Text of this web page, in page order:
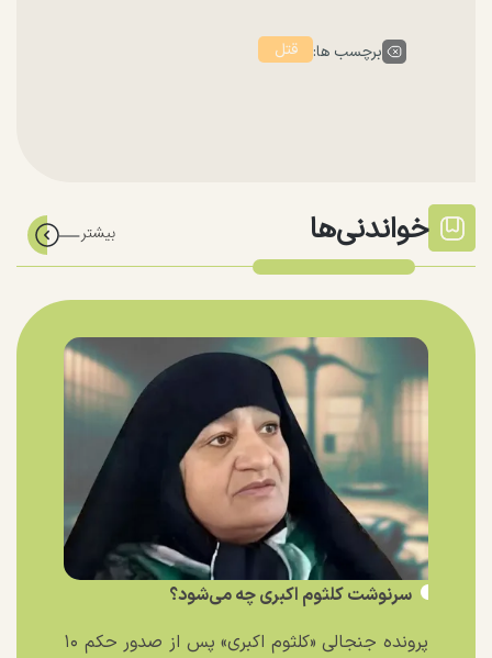
برچسب ها: قتل
خواندنی‌ها
سرنوشت کلثوم اکبری چه می‌شود؟
پرونده جنجالی «کلثوم اکبری» پس از صدور حکم ۱۰